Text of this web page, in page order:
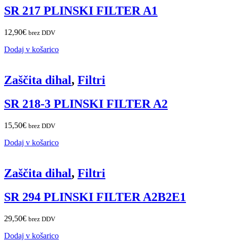
SR 217 PLINSKI FILTER A1
12,90€ brez DDV
Dodaj v košarico
Zaščita dihal, Filtri
SR 218-3 PLINSKI FILTER A2
15,50€ brez DDV
Dodaj v košarico
Zaščita dihal, Filtri
SR 294 PLINSKI FILTER A2B2E1
29,50€ brez DDV
Dodaj v košarico